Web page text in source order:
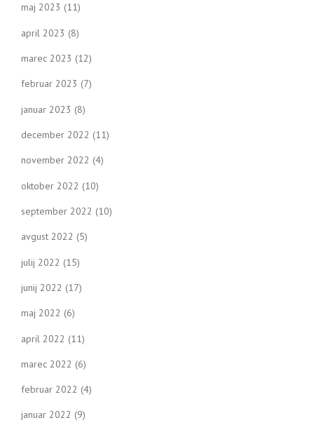
maj 2023 (11)
april 2023 (8)
marec 2023 (12)
februar 2023 (7)
januar 2023 (8)
december 2022 (11)
november 2022 (4)
oktober 2022 (10)
september 2022 (10)
avgust 2022 (5)
julij 2022 (15)
junij 2022 (17)
maj 2022 (6)
april 2022 (11)
marec 2022 (6)
februar 2022 (4)
januar 2022 (9)